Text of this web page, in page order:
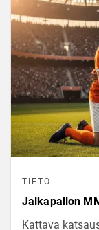
keskeisimpiä
TIETO
Jalkapallon
Kattava